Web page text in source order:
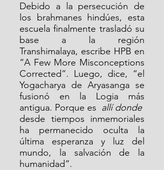
Debido a la persecución de
los brahmanes hindúes, esta
escuela finalmente trasladó su
base a la región
Transhimalaya, escribe HPB en
“A Few More Misconceptions
Corrected”. Luego, dice, “el
Yogacharya de Aryasanga se
fusionó en la Logia más
antigua. Porque es allí donde
desde tiempos inmemoriales
ha permanecido oculta la
última esperanza y luz del
mundo, la salvación de la
humanidad”.